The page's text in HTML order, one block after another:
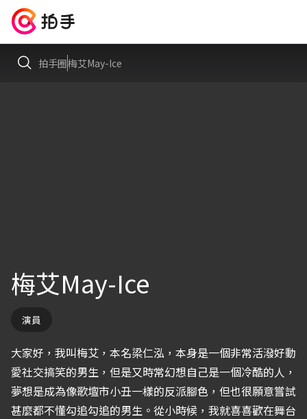
拍手圈梅艾May-Ice
梅艾May-Ice
演員
大家好，我叫梅艾，本名梁仁泓，本身是一個非常活潑好動
愛社交搞笑的男生，但是又時常幻想自己是一個冷酷的人，
夢想是成為像歌壇市小丑一樣的反派腳色，但也很願意嘗試
甚麼都不懂勾追勾追的男生。從小時候，我就喜喜歡在舞台